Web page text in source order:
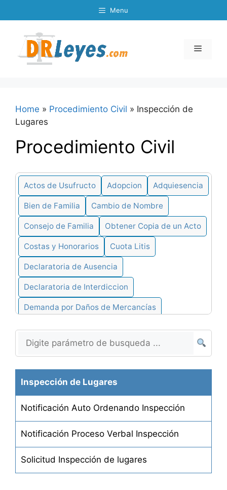
to
Menu
Menu
Home » Procedimiento Civil » Inspección de
Lugares
Procedimiento Civil
Actos de Usufructo Adopcion Adquiesencia
Bien de Familia Cambio de Nombre
Consejo de Familia Obtener Copia de un Acto
Costas y Honorarios Cuota Litis
Declaratoria de Ausencia
Declaratoria de Interdiccion
Demanda por Daños de Mercancías
Demanda en Cobro de Pesos
Denegacion de Actos
Desalojo de Alquiler por Falta de Pago
Desalojo de Alquileres
Desistimiento de Demandas
Desheredación de Hijos
Determinación de Herederos
Inspección de Lugares
Notificación Auto Ordenando Inspección
Notificación Proceso Verbal Inspección
Solicitud Inspección de lugares